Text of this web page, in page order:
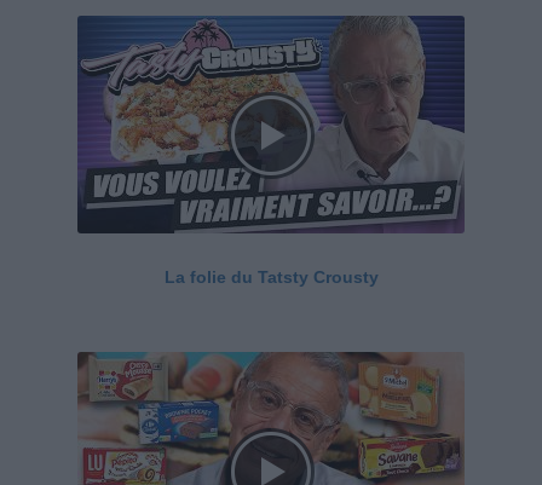
La folie du Tatsty Crousty